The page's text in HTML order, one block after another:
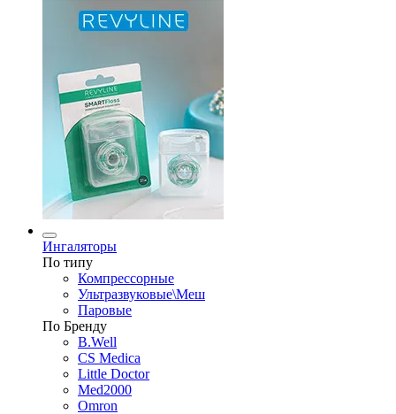
Ингаляторы
По типу
Компрессорные
Ультразвуковые\Меш
Паровые
По Бренду
B.Well
CS Medica
Little Doctor
Med2000
Omron